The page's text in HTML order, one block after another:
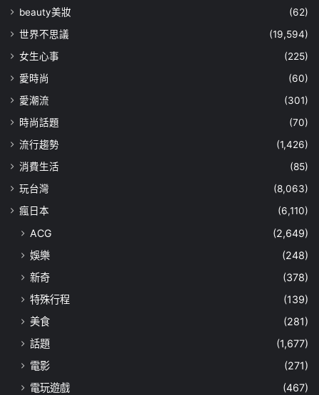
beauty美妝
(62)
世界不思議
(19,594)
女生心事
(225)
愛時尚
(60)
愛潮流
(301)
時尚話題
(70)
流行趨勢
(1,426)
消費生活
(85)
玩台灣
(8,063)
瘋日本
(6,110)
ACG
(2,649)
娛樂
(248)
新奇
(378)
特殊行程
(139)
美食
(281)
話題
(1,677)
電影
(271)
電玩遊戲
(467)